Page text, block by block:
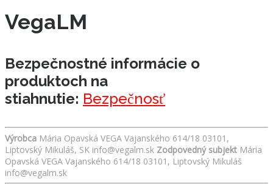
VegaLM
Bezpečnostné informácie o
produktoch na
stiahnutie: Bezpečnosť
Výrobca Mária Opavská VEGA Vajanského 614/18 03101,
Liptovský Mikuláš, SK info@vegalm.sk Zodpovedný subjekt Mária
Opavská VEGA Vajanského 614/18 03101, Liptovský Mikuláš
info@vegalm.sk